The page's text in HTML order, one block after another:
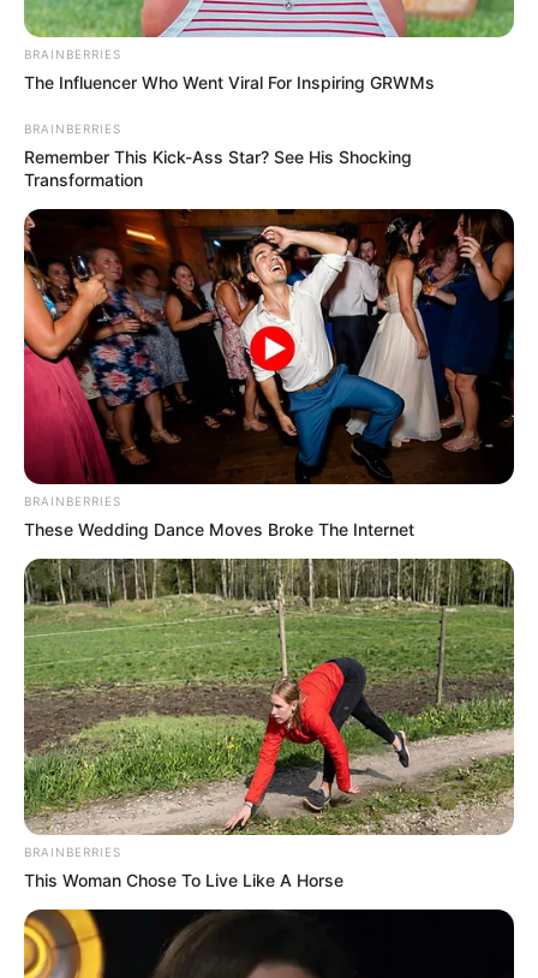
Posted
in
Friss hírek
Vége a vármegyéknek és a
főispánoknak – visszatérhetnek
a megyék Magyarországon
Szerző • May 24, 2026
BRAINBERRIES
The Influencer Who Went Viral For Inspiring GRWMs
BRAINBERRIES
Remember This Kick-Ass Star? See His Shocking
Transformation
BRAINBERRIES
These Wedding Dance Moves Broke The Internet
BRAINBERRIES
This Woman Chose To Live Like A Horse